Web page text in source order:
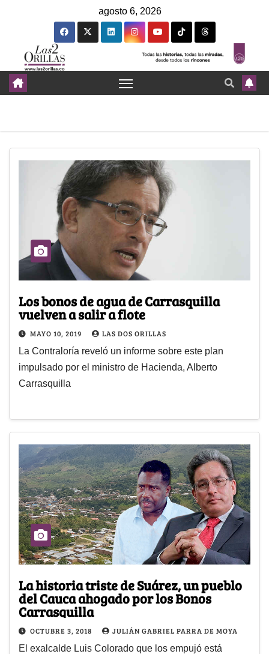
agosto 6, 2026
Los bonos de agua de Carrasquilla
vuelven a salir a flote
MAYO 10, 2019 LAS DOS ORILLAS
La Contraloría reveló un informe sobre este plan
impulsado por el ministro de Hacienda, Alberto
Carrasquilla
La historia triste de Suárez, un pueblo
del Cauca ahogado por los Bonos
Carrasquilla
OCTUBRE 3, 2018 JULIÁN GABRIEL PARRA DE MOYA
El exalcalde Luis Colorado que los empujó está